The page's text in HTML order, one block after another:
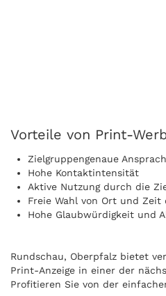
Vorteile von Print-
Zielgruppengenaue
Hohe Kontaktintensität
Aktive Nutzung durch die
Freie Wahl von Ort und Zeit
Hohe Glaubwürdigkeit und
Rundschau, Oberpfalz bietet
Print-Anzeige in einer der
Profitieren Sie von der